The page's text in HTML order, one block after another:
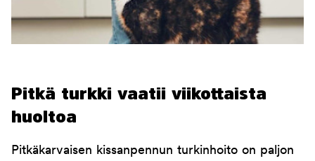
Pitkä turkki vaatii viikottaista
huoltoa
Pitkäkarvaisen kissanpennun turkinhoito on paljon